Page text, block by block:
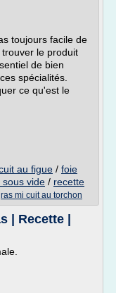
toujours facile de
le produit
de bien
spécialités.
ce qu'est le
au figue / foie
sous vide / recette
mi cuit au torchon
| Recette |